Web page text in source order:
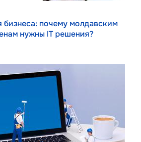
бизнеса: почему молдавским
нужны IT решения?